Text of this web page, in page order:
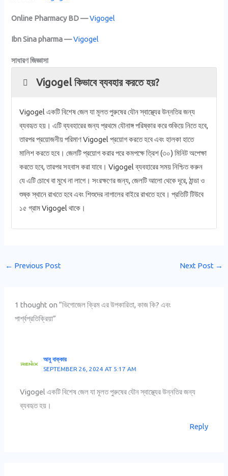
Online Pharmacy BD —Vigogel
Ibn Sina pharma —Vigogel
সাধারণ জিজ্ঞাসা
Vigogel কিভাবে ব্যবহার করতে হয়?
Vigogel একটি বিশেষ জেল যা মূলত পুরুষের যৌন স্বাস্থ্যের উন্নতির জন্য
ব্যবহৃত হয়। এটি ব্যবহারের জন্য প্রথমে যৌনাঙ্গ পরিষ্কার করে শুকিয়ে নিতে হবে,
তারপর প্রয়োজনীয় পরিমাণ Vigogel প্রয়োগ করতে হবে এবং হালকা হাতে
মালিশ করতে হবে। জেলটি প্রয়োগ করার পরে কমপক্ষে ত্রিশ (৩০) মিনিট অপেক্ষা
করতে হবে, তারপর সহবাস করা যাবে। Vigogel ব্যবহারের সময় নিশ্চিত করুন
যে এটি চোখে বা মুখে না লাগে। সংরক্ষণের জন্য, জেলটি আলো থেকে দূরে, ঠান্ডা ও
শুষ্ক স্থানে রাখতে হবে এবং শিশুদের নাগালের বাইরে রাখতে হবে। প্রতিটি টিউবে
১৫ গ্রাম Vigogel থাকে।
← Previous Post Next Post →
1 thought on “ভিগোজেল ক্রিম এর উপকারিতা, কাজ কি? এবং
পার্শ্বপ্রতিক্রিয়া”
আবু বাক্কার
SEPTEMBER 26, 2024 AT 5:17 AM
Vigogel একটি বিশেষ জেল যা মূলত পুরুষের যৌন স্বাস্থ্যের উন্নতির জন্য
ব্যবহৃত হয়।
Reply